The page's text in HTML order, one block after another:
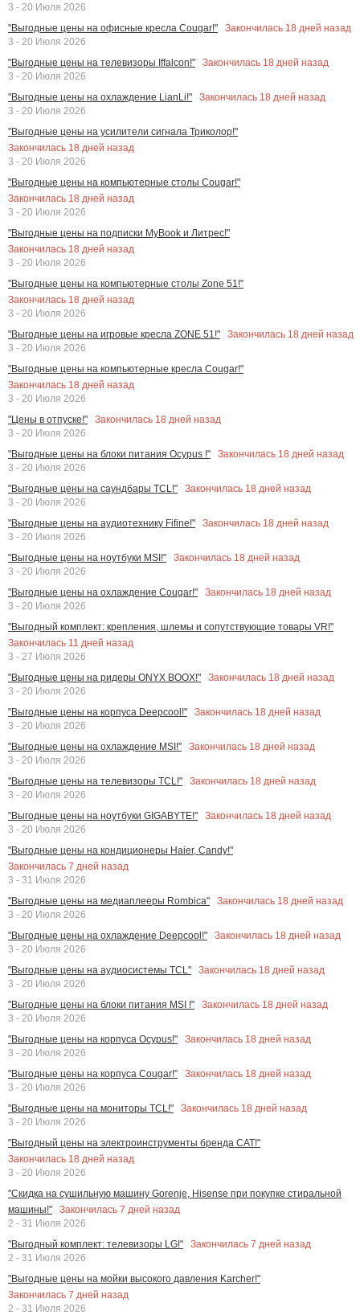
3 - 20 Июля 2026
"Выгодные цены на офисные кресла Cougar!"
Закончилась 18 дней назад
3 - 20 Июля 2026
"Выгодные цены на телевизоры Iffalcon!"
Закончилась 18 дней назад
3 - 20 Июля 2026
"Выгодные цены на охлаждение LianLi!"
Закончилась 18 дней назад
3 - 20 Июля 2026
"Выгодные цены на усилители сигнала Триколор!"
Закончилась 18 дней назад
3 - 20 Июля 2026
"Выгодные цены на компьютерные столы Cougar!"
Закончилась 18 дней назад
3 - 20 Июля 2026
"Выгодные цены на подписки MyBook и Литрес!"
Закончилась 18 дней назад
3 - 20 Июля 2026
"Выгодные цены на компьютерные столы Zone 51!"
Закончилась 18 дней назад
3 - 20 Июля 2026
"Выгодные цены на игровые кресла ZONE 51!"
Закончилась 18 дней назад
3 - 20 Июля 2026
"Выгодные цены на компьютерные кресла Cougar!"
Закончилась 18 дней назад
3 - 20 Июля 2026
"Цены в отпуске!"
Закончилась 18 дней назад
3 - 20 Июля 2026
"Выгодные цены на блоки питания Ocypus !"
Закончилась 18 дней назад
3 - 20 Июля 2026
"Выгодные цены на саундбары TCL!"
Закончилась 18 дней назад
3 - 20 Июля 2026
"Выгодные цены на аудиотехнику Fifine!"
Закончилась 18 дней назад
3 - 20 Июля 2026
"Выгодные цены на ноутбуки MSI!"
Закончилась 18 дней назад
3 - 20 Июля 2026
"Выгодные цены на охлаждение Cougar!"
Закончилась 18 дней назад
3 - 20 Июля 2026
"Выгодный комплект: крепления, шлемы и сопутствующие товары VR!"
Закончилась 11 дней назад
3 - 27 Июля 2026
"Выгодные цены на ридеры ONYX BOOX!"
Закончилась 18 дней назад
3 - 20 Июля 2026
"Выгодные цены на корпуса Deepcool!"
Закончилась 18 дней назад
3 - 20 Июля 2026
"Выгодные цены на охлаждение MSI!"
Закончилась 18 дней назад
3 - 20 Июля 2026
"Выгодные цены на телевизоры TCL!"
Закончилась 18 дней назад
3 - 20 Июля 2026
"Выгодные цены на ноутбуки GIGABYTE!"
Закончилась 18 дней назад
3 - 20 Июля 2026
"Выгодные цены на кондиционеры Haier, Candy!"
Закончилась 7 дней назад
3 - 31 Июля 2026
"Выгодные цены на медиаплееры Rombica"
Закончилась 18 дней назад
3 - 20 Июля 2026
"Выгодные цены на охлаждение Deepcool!"
Закончилась 18 дней назад
3 - 20 Июля 2026
"Выгодные цены на аудиосистемы TCL"
Закончилась 18 дней назад
3 - 20 Июля 2026
"Выгодные цены на блоки питания MSI !"
Закончилась 18 дней назад
3 - 20 Июля 2026
"Выгодные цены на корпуса Ocypus!"
Закончилась 18 дней назад
3 - 20 Июля 2026
"Выгодные цены на корпуса Cougar!"
Закончилась 18 дней назад
3 - 20 Июля 2026
"Выгодные цены на мониторы TCL!"
Закончилась 18 дней назад
3 - 20 Июля 2026
"Выгодный цены на электроинструменты бренда CAT!"
Закончилась 18 дней назад
3 - 20 Июля 2026
"Скидка на сушильную машину Gorenje, Hisense при покупке стиральной
машины!"
Закончилась 7 дней назад
2 - 31 Июля 2026
"Выгодный комплект: телевизоры LG!"
Закончилась 7 дней назад
2 - 31 Июля 2026
"Выгодные цены на мойки высокого давления Karcher!"
Закончилась 7 дней назад
2 - 31 Июля 2026